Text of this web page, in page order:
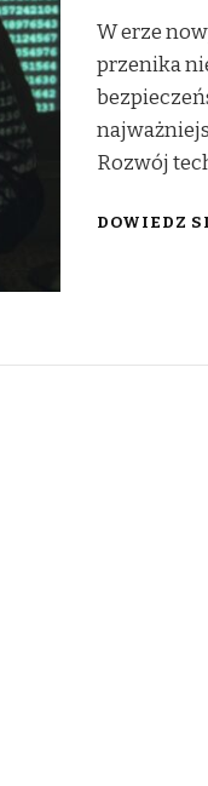
W erze
przenika
Rozwój
DOWIEDZ